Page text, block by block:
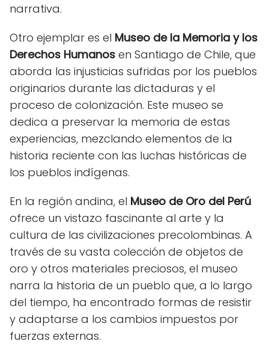
narrativa.
Otro ejemplar es el Museo de la Memoria y los
Derechos Humanos en Santiago de Chile, que
aborda las injusticias sufridas por los pueblos
originarios durante las dictaduras y el
proceso de colonización. Este museo se
dedica a preservar la memoria de estas
experiencias, mezclando elementos de la
historia reciente con las luchas históricas de
los pueblos indígenas.
En la región andina, el Museo de Oro del Perú
ofrece un vistazo fascinante al arte y la
cultura de las civilizaciones precolombinas. A
través de su vasta colección de objetos de
oro y otros materiales preciosos, el museo
narra la historia de un pueblo que, a lo largo
del tiempo, ha encontrado formas de resistir
y adaptarse a los cambios impuestos por
fuerzas externas.